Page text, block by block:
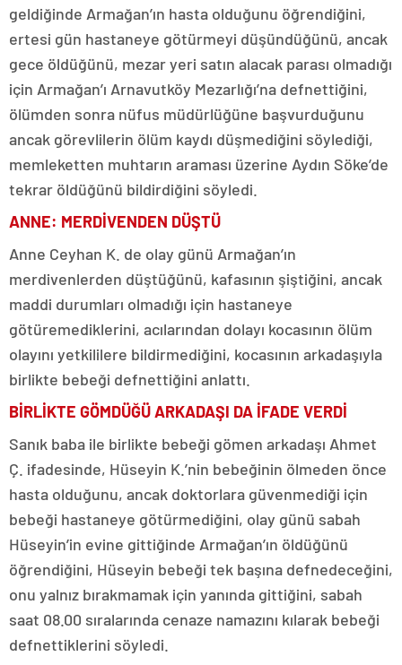
geldiğinde Armağan’ın hasta olduğunu öğrendiğini,
ertesi gün hastaneye götürmeyi düşündüğünü, ancak
gece öldüğünü, mezar yeri satın alacak parası olmadığı
için Armağan’ı Arnavutköy Mezarlığı’na defnettiğini,
ölümden sonra nüfus müdürlüğüne başvurduğunu
ancak görevlilerin ölüm kaydı düşmediğini söylediği,
memleketten muhtarın araması üzerine Aydın Söke’de
tekrar öldüğünü bildirdiğini söyledi.
ANNE: MERDİVENDEN DÜŞTÜ
Anne Ceyhan K. de olay günü Armağan’ın
merdivenlerden düştüğünü, kafasının şiştiğini, ancak
maddi durumları olmadığı için hastaneye
götüremediklerini, acılarından dolayı kocasının ölüm
olayını yetkililere bildirmediğini, kocasının arkadaşıyla
birlikte bebeği defnettiğini anlattı.
BİRLİKTE GÖMDÜĞÜ ARKADAŞI DA İFADE VERDİ
Sanık baba ile birlikte bebeği gömen arkadaşı Ahmet
Ç. ifadesinde, Hüseyin K.’nin bebeğinin ölmeden önce
hasta olduğunu, ancak doktorlara güvenmediği için
bebeği hastaneye götürmediğini, olay günü sabah
Hüseyin’in evine gittiğinde Armağan’ın öldüğünü
öğrendiğini, Hüseyin bebeği tek başına defnedeceğini,
onu yalnız bırakmamak için yanında gittiğini, sabah
saat 08.00 sıralarında cenaze namazını kılarak bebeği
defnettiklerini söyledi.